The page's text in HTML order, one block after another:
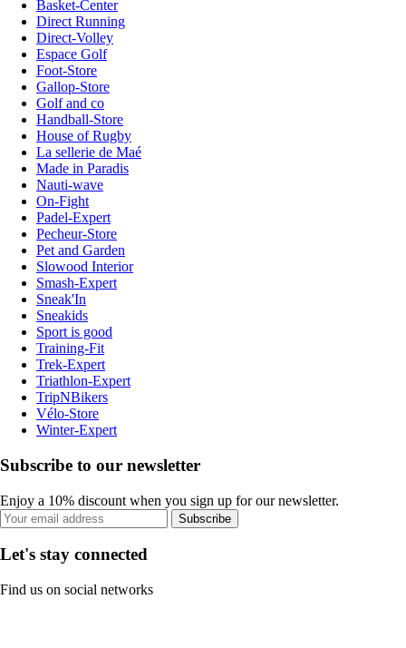
Basket-Center
Direct Running
Direct-Volley
Espace Golf
Foot-Store
Gallop-Store
Golf and co
Handball-Store
House of Rugby
La sellerie de Maé
Made in Paradis
Nauti-wave
On-Fight
Padel-Expert
Pecheur-Store
Pet and Garden
Slowood Interior
Smash-Expert
Sneak'In
Sneakids
Sport is good
Training-Fit
Trek-Expert
Triathlon-Expert
TripNBikers
Vélo-Store
Winter-Expert
Subscribe to our newsletter
Enjoy a 10% discount when you sign up for our newsletter.
Subscribe
Let's stay connected
Find us on social networks